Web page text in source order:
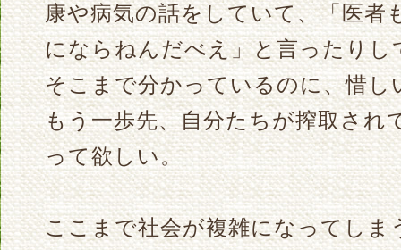
康や病気の話をしていて、「医者
にならねんだべえ」と言ったりし
そこまで分かっているのに、惜し
もう一歩先、自分たちが搾取され
って欲しい。
ここまで社会が複雑になってしま